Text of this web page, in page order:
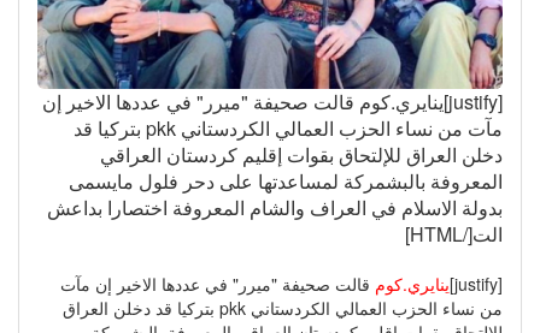
[justify]ينايري.كوم قالت صحيفة "ميرر" في عددها الاخير إن
مآت من نساء الحزب العمالي الكردستاني pkk بتركيا قد
دخلن العراق للإلتحاق بقوات إقليم كردستان العراقي
المعروفة بالبشمركة لمساعدتها على دحر فلول مايسمى
بدولة الاسلام في العراف والشام المعروفة اختصارا بداعش
الت[/HTML]
ينايري.كومقالت صحيفة "ميرر" في عددها الاخير إن مآت
من نساء الحزب العمالي الكردستاني pkk بتركيا قد دخلن العراق